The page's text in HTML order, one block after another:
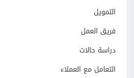
التمويل
فريق العمل
دراسة حالات
التعامل مع العملاء